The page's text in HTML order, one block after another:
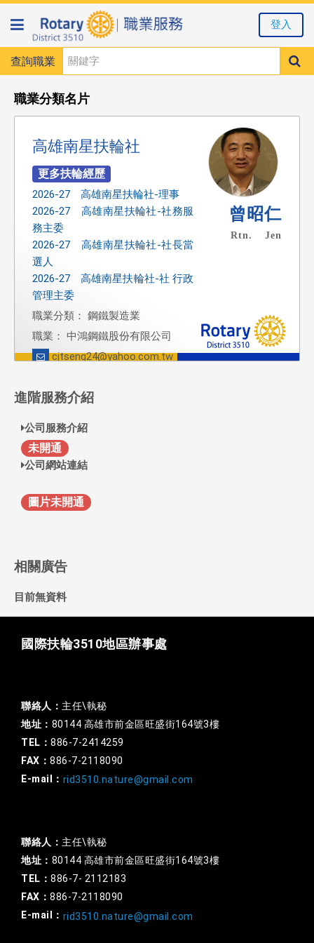
查詢職業
登入
職業分類名片
高雄南星扶輪社
2026-27 高雄南星扶輪社-理事
2026-27 高雄南星扶輪社-社務服
務主委
2026-27 高雄南星扶輪社-社長當
選人
2026-27 高雄南星扶輪社-社 行政
管理主委
職業分類： 鋼鐵製造業
職業： 中鴻鋼鐵股份有限公司
cjtseng24@yahoo.com.tw
曾昭仁
Rtn. Jen
進階服務介紹
公司服務介紹
未開通
公司網站連結
圖片未開通
相關廣告
目前無資料
國際扶輪3510地區辦事處
聯絡人： 主任\執秘
地址： 80144 高雄市前金區旺盛街164號3樓
TEL： 886-7-2414259
FAX： 886-7-2118090
E-mail： rid3510.nature@gmail.com
聯絡人： 主任\執秘
地址： 80144 高雄市前金區旺盛街164號3樓
TEL： 886-7- 2112183
FAX： 886-7-2118090
E-mail： rid3510.nature@gmail.com